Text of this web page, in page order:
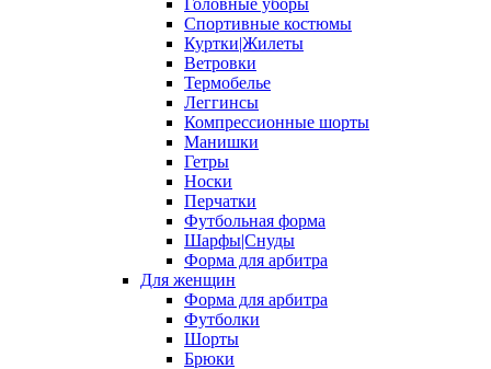
Головные уборы
Спортивные костюмы
Куртки|Жилеты
Ветровки
Термобелье
Леггинсы
Компрессионные шорты
Манишки
Гетры
Носки
Перчатки
Футбольная форма
Шарфы|Снуды
Форма для арбитра
Для женщин
Форма для арбитра
Футболки
Шорты
Брюки